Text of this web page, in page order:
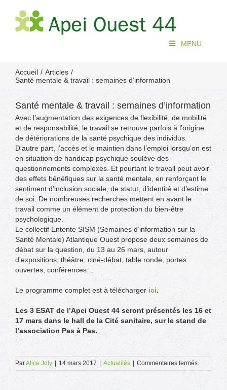
contenu
MENU
Accueil
Articles
Santé mentale & travail : semaines d’information
Santé mentale & travail : semaines d’information
Avec l’augmentation des exigences de flexibilité, de mobilité
et de responsabilité, le travail se retrouve parfois à l’origine
de détériorations de la santé psychique des individus.
D’autre part, l’accès et le maintien dans l’emploi lorsqu’on est
en situation de handicap psychique soulève des
questionnements complexes. Et pourtant le travail peut avoir
des effets bénéfiques sur la santé mentale, en renforçant le
sentiment d’inclusion sociale, de statut, d’identité et d’estime
de soi. De nombreuses recherches mettent en avant le
travail comme un élément de protection du bien-être
psychologique.
Le collectif Entente SISM (Semaines d’information sur la
Santé Mentale) Atlantique Ouest propose deux semaines de
débat sur la question, du 13 au 26 mars, autour
d’expositions, théâtre, ciné-débat, table ronde, portes
ouvertes, conférences…
Le programme complet est à télécharger ici.
Les 3 ESAT de l’Apei Ouest 44 seront présentés les 16 et
17 mars dans le hall de la Cité sanitaire, sur le stand de
l’association Pas à Pas.
ParAlice Joly 14 mars 2017 Actualités Commentaires ferméssur
Santé